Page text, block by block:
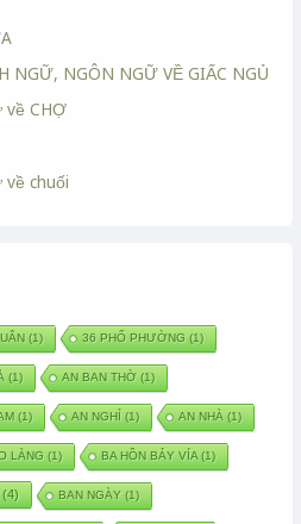
NGỮ, NGÔN NGỮ VỀ GIẤC NGỦ
về CHỢ
chuối
(1) 36 PHỐ PHƯỜNG (1)
(1) AN BAN THỜ(1)
(1) AN NGHỈ (1) AN NHÀ (1)
LÀNG (1) BA HỒN BẢY VÍA(1)
(4) BAN NGÀY (1)